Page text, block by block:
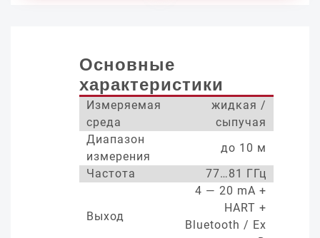
Основные
характеристики
Измеряемая
среда
жидкая /
сыпучая
Диапазон
измерения
до 10 м
Частота
77…81 ГГц
Выход
4 — 20 mA +
HART +
Bluetooth / Ex